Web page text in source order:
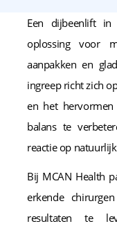
Een dijbeenlift in
oplossing voor
aanpakken en
ingreep richt zich
en het
balans te
reactie op
Bij MCAN Health
erkende
resultaten te